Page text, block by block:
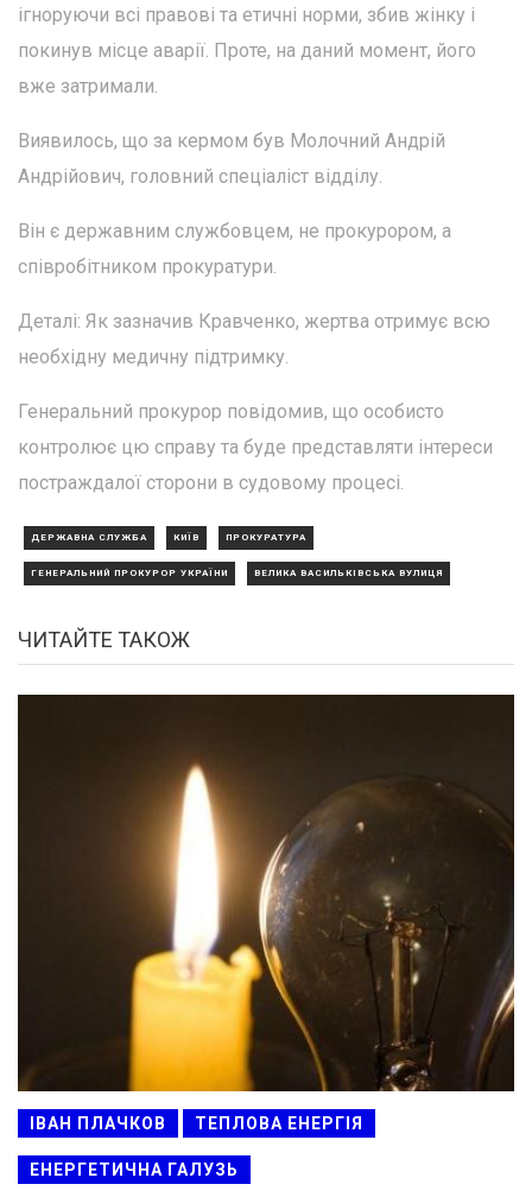
ігноруючи всі правові та етичні норми, збив жінку і
покинув місце аварії. Проте, на даний момент, його
вже затримали.
Виявилось, що за кермом був Молочний Андрій
Андрійович, головний спеціаліст відділу.
Він є державним службовцем, не прокурором, а
співробітником прокуратури.
Деталі: Як зазначив Кравченко, жертва отримує всю
необхідну медичну підтримку.
Генеральний прокурор повідомив, що особисто
контролює цю справу та буде представляти інтереси
постраждалої сторони в судовому процесі.
ДЕРЖАВНА СЛУЖБА КИЇВ ПРОКУРАТУРА
ГЕНЕРАЛЬНИЙ ПРОКУРОР УКРАЇНИ ВЕЛИКА ВАСИЛЬКІВСЬКА ВУЛИЦЯ
ЧИТАЙТЕ ТАКОЖ
ІВАН ПЛАЧКОВ ТЕПЛОВА ЕНЕРГІЯ
ЕНЕРГЕТИЧНА ГАЛУЗЬ